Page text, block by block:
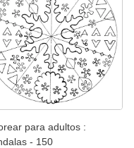
para adultos :
- 150